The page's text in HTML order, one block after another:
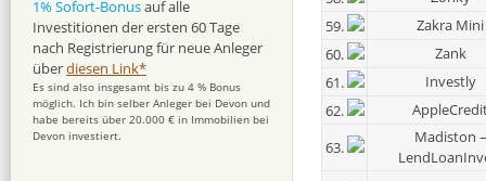
59.
Zakra Mini
60.
Zank
61.
Investly
62.
63.
Madiston –
1% Sofort-Bonusauf alle
Investitionen der ersten 60 Tage
nach Registrierung für neue Anleger
überdiesen Link*
Es sind also insgesamt bis zu 4 % Bonus
möglich. Ich bin selber Anleger bei Devon und
habe bereits über 20.000 € in Immobilien bei
Devon investiert.